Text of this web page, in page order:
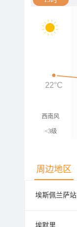
西南风
<3级
22°C
周边地区
埃斯佩兰萨站
埃默里